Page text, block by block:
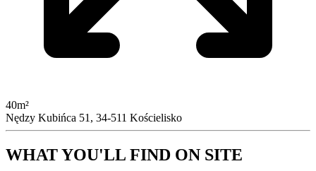
40m²
Nędzy Kubińca 51, 34-511 Kościelisko
WHAT YOU'LL FIND ON SITE